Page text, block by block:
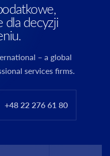
dla decyzji
– a global
services firms.
+48 22 276 61 80